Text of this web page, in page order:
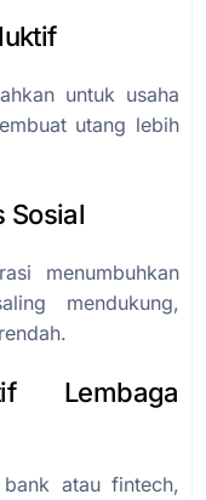
untuk usaha
utang lebih
Sosial
menumbuhkan
mendukung,
Lembaga
atau fintech,